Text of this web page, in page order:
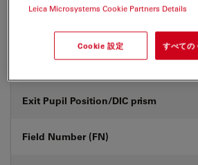
補正環 (CORR)
カバーガラス
Exit Pupil Position/DIC prism
Field Number (FN)
Leica Microsystems Cookie Partners Details
Cookie 設定 すべての